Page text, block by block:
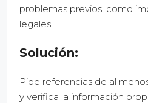
problemas previos, como
legales.
Solución:
Pide referencias de al
y verifica la información